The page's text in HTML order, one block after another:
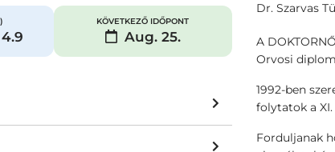
4.9
KÖVETKEZŐ IDŐPONT
Aug. 25.
Dr. Szarvas
A
Orvosi
1992-ben
folytatok a
Forduljanak